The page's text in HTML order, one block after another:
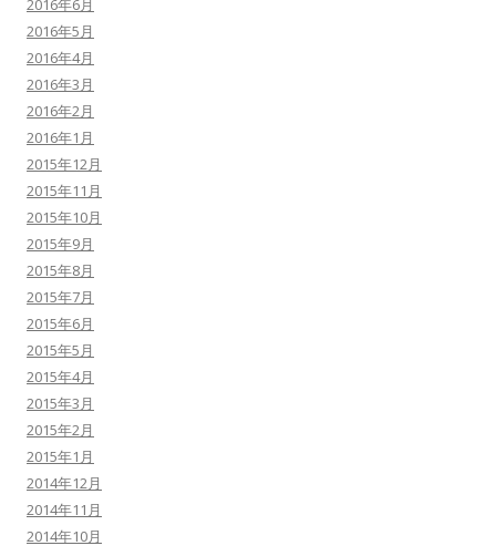
2016年6月
2016年5月
2016年4月
2016年3月
2016年2月
2016年1月
2015年12月
2015年11月
2015年10月
2015年9月
2015年8月
2015年7月
2015年6月
2015年5月
2015年4月
2015年3月
2015年2月
2015年1月
2014年12月
2014年11月
2014年10月